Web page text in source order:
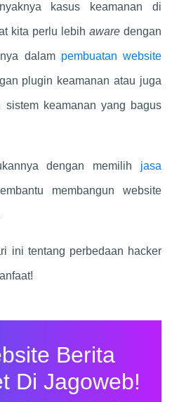
kasus keamanan di
kita perlu lebih aware dengan
dalam pembuatan website
plugin keamanan atau juga
sistem keamanan yang bagus
dengan memilih jasa
membangun website
ini tentang perbedaan hacker
Berita
Di Jagoweb!